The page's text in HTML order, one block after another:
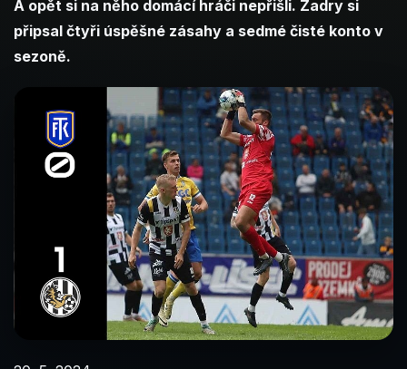
A opět si na něho domácí hráči nepřišli. Zadry si
připsal čtyři úspěšné zásahy a sedmé čisté konto v
sezoně.